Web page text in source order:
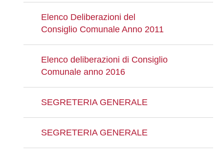
Elenco Deliberazioni del
Consiglio Comunale Anno 2011
Elenco deliberazioni di Consiglio
Comunale anno 2016
SEGRETERIA GENERALE
SEGRETERIA GENERALE